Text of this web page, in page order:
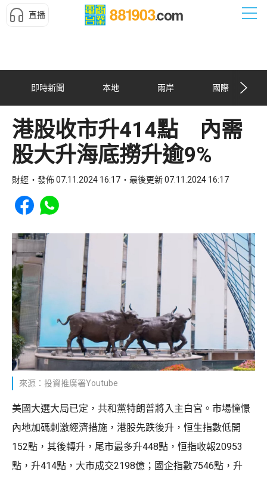
直播
即時新聞 本地 兩岸 國際
港股收市升414點 內需
股大升海底撈升逾9%
財經 發佈 07.11.2024 16:17 最後更新 07.11.2024 16:17
Share to Facebook
Share to WhatsApp
來源：投資推廣署Youtube
美國大選大局已定，共和黨特朗普將入主白宮。市場憧憬
內地加碼刺激經濟措施，港股先跌後升，恒生指數低開
152點，其後轉升，尾市最多升448點，恒指收報20953
點，升414點，大市成交2198億；國企指數7546點，升